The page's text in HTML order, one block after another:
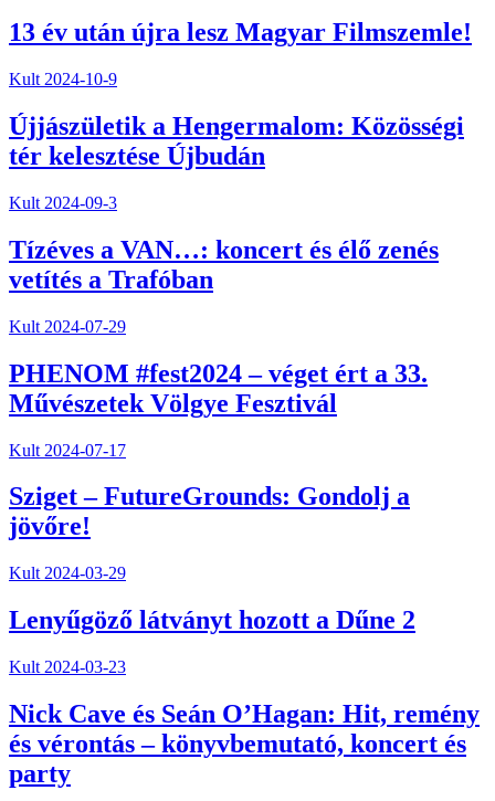
13 év után újra lesz Magyar Filmszemle!
Kult 2024-10-9
Újjászületik a Hengermalom: Közösségi
tér kelesztése Újbudán
Kult 2024-09-3
Tízéves a VAN…: koncert és élő zenés
vetítés a Trafóban
Kult 2024-07-29
PHENOM #fest2024 – véget ért a 33.
Művészetek Völgye Fesztivál
Kult 2024-07-17
Sziget – FutureGrounds: Gondolj a
jövőre!
Kult 2024-03-29
Lenyűgöző látványt hozott a Dűne 2
Kult 2024-03-23
Nick Cave és Seán O’Hagan: Hit, remény
és vérontás – könyvbemutató, koncert és
party